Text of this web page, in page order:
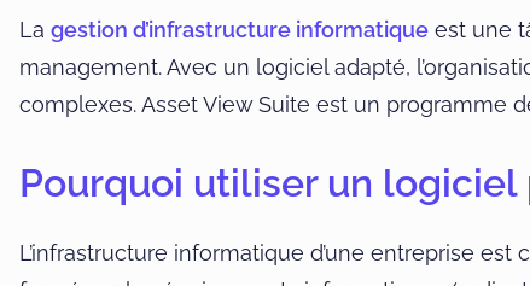
La gestion d’infrastructure informatique est une
management. Avec un logiciel adapté,
complexes. Asset View Suite est un programme
Pourquoi utiliser un
L’infrastructure informatique d’une entreprise